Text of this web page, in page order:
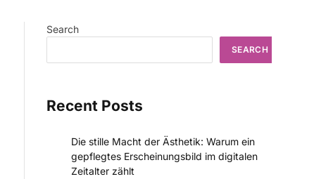
Search
SEARCH
Recent Posts
Die stille Macht der Ästhetik: Warum ein
gepflegtes Erscheinungsbild im digitalen
Zeitalter zählt